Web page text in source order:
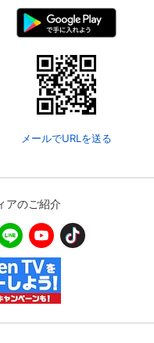
メールでURLを送る
アのご紹介